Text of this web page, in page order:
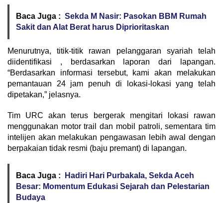
Baca Juga : Sekda M Nasir: Pasokan BBM Rumah
Sakit dan Alat Berat harus Diprioritaskan
Menurutnya, titik-titik rawan pelanggaran syariah telah
diidentifikasi , berdasarkan laporan dari lapangan.
“Berdasarkan informasi tersebut, kami akan melakukan
pemantauan 24 jam penuh di lokasi-lokasi yang telah
dipetakan,” jelasnya.
Tim URC akan terus bergerak mengitari lokasi rawan
menggunakan motor trail dan mobil patroli, sementara tim
intelijen akan melakukan pengawasan lebih awal dengan
berpakaian tidak resmi (baju premant) di lapangan.
Baca Juga :
Hadiri Hari Purbakala, Sekda Aceh
Besar: Momentum Edukasi Sejarah dan Pelestarian
Budaya